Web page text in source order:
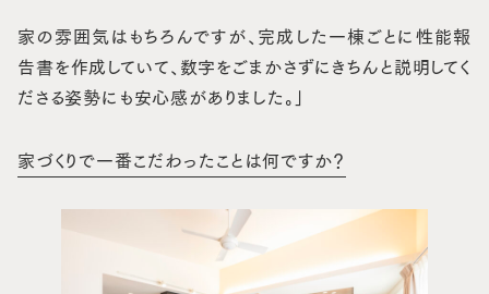
家の雰囲気はもちろんですが、完成した一棟ごとに性能報
告書を作成していて、数字をごまかさずにきちんと説明してく
ださる姿勢にも安心感がありました。」
家づくりで一番こだわったことは何ですか？